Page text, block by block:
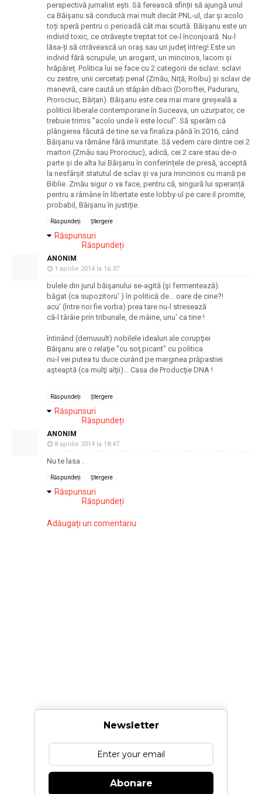
perspectivă jurnalist ești. Să ferească sfinții să ajungă unul
ca Băișanu să conducă mai mult decât PNL-ul, dar și acolo
toți speră pentru o perioadă cât mai scurtă. Băișanu este un
individ toxic, ce otrăvește treptat tot ce-l înconjoară. Nu-l
lăsa-ți să otrăvească un oraș sau un județ întreg! Este un
individ fără scrupule, un arogant, un mincinos, lacom și
hrăpăreț. Politica lui se face cu 2 categorii de sclavi: sclavi
cu zestre, unii cercetați penal (Zmău, Niță, Roibu) și sclavi de
manevră, care caută un stăpân dibaci (Doroftei, Paduraru,
Prorociuc, Băițan). Băișanu este cea mai mare greșeală a
politicii liberale contemporane în Suceava, un uzurpator, ce
trebuie trimis ”acolo unde îi este locul”. Să sperăm că
plângerea făcută de tine se va finaliza până în 2016, când
Băișanu va rămâne fără imunitate. Să vedem care dintre cei 2
martori (Zmău sau Prorociuc), adică, cei 2 care stau de-o
parte și de alta lui Băișanu în conferințele de presă, acceptă
la nesfârșit statutul de sclav și va jura mincinos cu mană pe
Biblie. Zmău sigur o va face, pentru că, singură lui speranță
pentru a râmâne în libertate este lobby-ul pe care il promite,
probabil, Băișanu în justiție.
Răspundeți Ștergere
Răspunsuri
Răspundeți
ANONIM
1 aprilie 2014 la 16:37
bulele din jurul băişanului se-agită (şi fermentează)
băgat (ca supozitoru' ) în politică de... oare de cine?!
acu' (între noi fie vorba) prea tare nu-l stresează
că-l târâie prin tribunale, de mâine, unu' ca tine !
întinând (demuuult) nobilele idealuri ale corupţiei
Băişanu are o relaţie "cu soţ picant" cu politica
nu-l vei putea tu duce curând pe marginea prăpastiei
aşteaptă (ca mulţi alţii)... Casa de Producţie DNA !
Răspundeți Ștergere
Răspunsuri
Răspundeți
ANONIM
8 aprilie 2014 la 18:47
Nu te lasa .
Răspundeți Ștergere
Răspunsuri
Răspundeți
Adăugați un comentariu
Newsletter
Abonare